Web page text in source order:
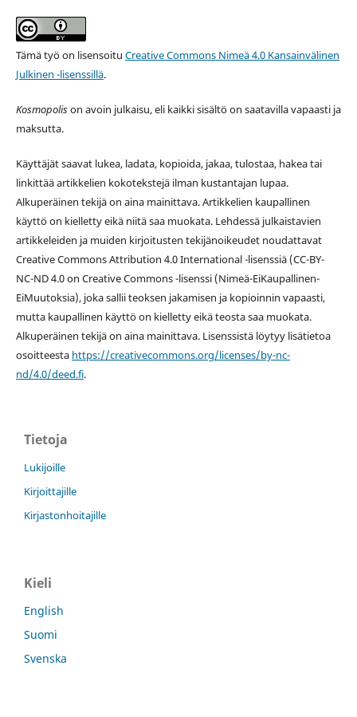
Tämä työ on lisensoitu Creative Commons Nimeä 4.0 Kansainvälinen
Julkinen -lisenssillä.
Kosmopolison avoin julkaisu, eli kaikki sisältö on saatavilla vapaasti ja
maksutta.
Käyttäjät saavat lukea, ladata, kopioida, jakaa, tulostaa, hakea tai
linkittää artikkelien kokotekstejä ilman kustantajan lupaa.
Alkuperäinen tekijä on aina mainittava. Artikkelien kaupallinen
käyttö on kielletty eikä niitä saa muokata. Lehdessä julkaistavien
artikkeleiden ja muiden kirjoitusten tekijänoikeudet noudattavat
Creative Commons Attribution 4.0 International -lisenssiä (CC-BY-
NC-ND 4.0 on Creative Commons -lisenssi(Nimeä-EiKaupallinen-
EiMuutoksia), joka sallii teoksen jakamisen ja kopioinnin vapaasti,
mutta kaupallinen käyttö on kielletty eikä teosta saa muokata.
Alkuperäinen tekijä on aina mainittava. Lisenssistä löytyy lisätietoa
osoitteesta https://creativecommons.org/licenses/by-nc-
nd/4.0/deed.fi.
Tietoja
Lukijoille
Kirjoittajille
Kirjastonhoitajille
Kieli
English
Suomi
Svenska